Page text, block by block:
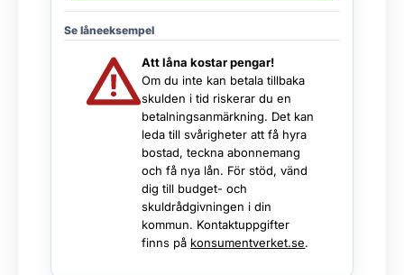
Se låneeksempel
Att låna kostar pengar!
Om du inte kan betala tillbaka
skulden i tid riskerar du en
betalningsanmärkning. Det kan
leda till svårigheter att få hyra
bostad, teckna abonnemang
och få nya lån. För stöd, vänd
dig till budget- och
skuldrådgivningen i din
kommun. Kontaktuppgifter
finns på konsumentverket.se.